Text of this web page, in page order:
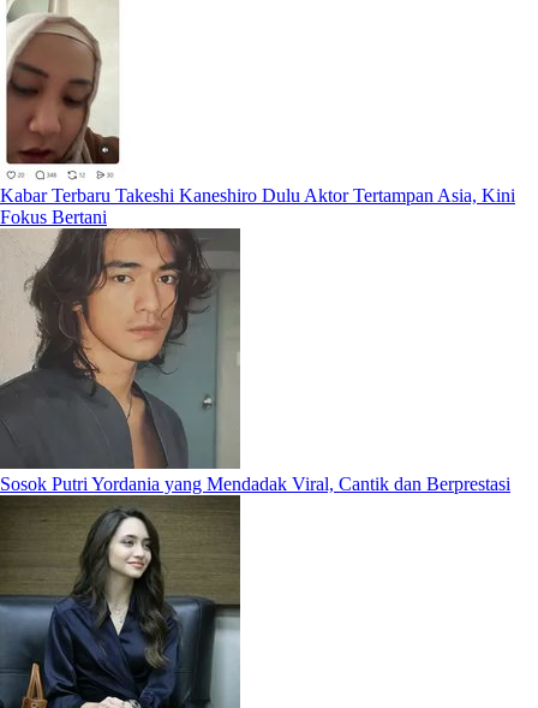
Kabar Terbaru Takeshi Kaneshiro Dulu Aktor Tertampan Asia, Kini
Fokus Bertani
Sosok Putri Yordania yang Mendadak Viral, Cantik dan Berprestasi